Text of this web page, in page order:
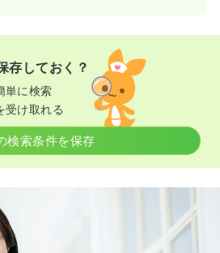
ルあり 月給40万円以上可
詳細を見る
存しておく？
単に検索
受け取れる
検索条件を保存